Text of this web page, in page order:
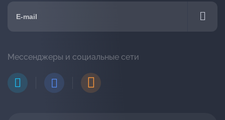
Мессенджеры и социальные сети